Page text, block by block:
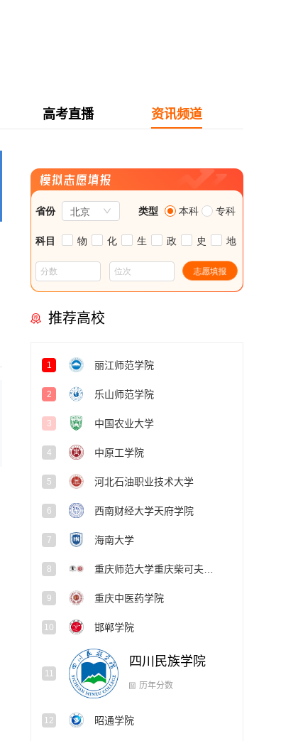
高考直播 资讯频道
推荐高校
1 丽江师范学院
2 乐山师范学院
3 中国农业大学
4 中原工学院
5 河北石油职业技术大学
6 西南财经大学天府学院
7 海南大学
8
9 重庆中医药学院
10 邯郸学院
四川民族学院
昭通学院